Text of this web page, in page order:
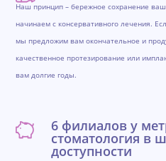
Наш принцип – бережное сохранение
начинаем с консервативного лечения.
мы предложим вам окончательное и
качественное протезирование или
вам долгие годы.
6 филиалов у
стоматология в
доступности